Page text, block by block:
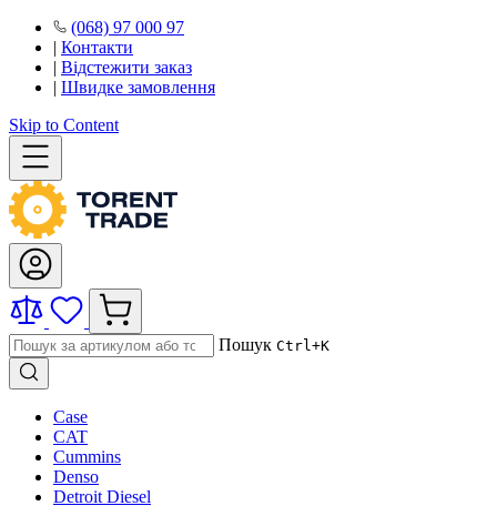
(068) 97 000 97
| Контакти
| Відстежити заказ
| Швидке замовлення
Skip to Content
Пошук Ctrl+K
Case
CAT
Cummins
Denso
Detroit Diesel